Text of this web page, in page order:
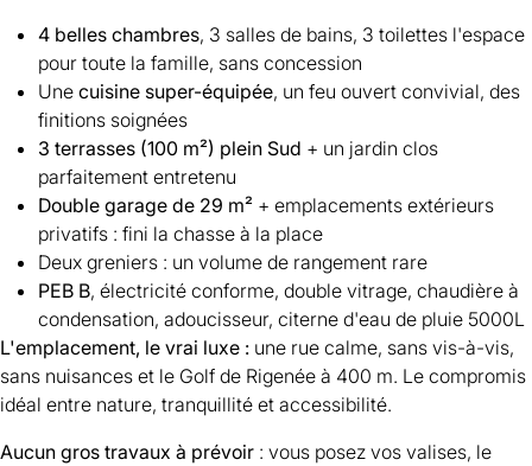
4 belles chambres, 3 salles de bains, 3 toilettes l'espace
pour toute la famille, sans concession
Une cuisine super-équipée, un feu ouvert convivial, des
finitions soignées
3 terrasses (100 m²) plein Sud + un jardin clos
parfaitement entretenu
Double garage de 29 m² + emplacements extérieurs
privatifs : fini la chasse à la place
Deux greniers : un volume de rangement rare
PEB B, électricité conforme, double vitrage, chaudière à
condensation, adoucisseur, citerne d'eau de pluie 5000L
L'emplacement, le vrai luxe : une rue calme, sans vis-à-vis,
sans nuisances et le Golf de Rigenée à 400 m. Le compromis
idéal entre nature, tranquillité et accessibilité.
Aucun gros travaux à prévoir : vous posez vos valises, le